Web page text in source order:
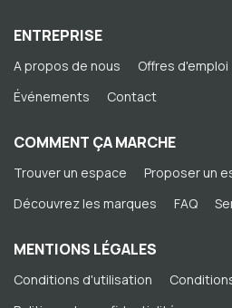
ENTREPRISE
A propos de nous Offres d'emploi
Événements
Contact
COMMENT ÇA MARCHE
Trouver un espace
Proposer un
Découvrez les marques
FAQ
MENTIONS LÉGALES
Conditions d'utilisation